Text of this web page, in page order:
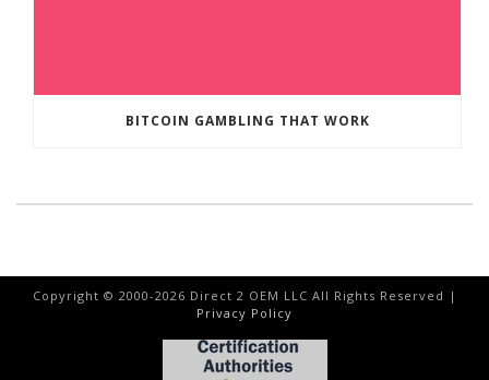
BITCOIN GAMBLING THAT WORK
Copyright © 2000-2026 Direct 2 OEM LLC All Rights Reserved |
Privacy Policy